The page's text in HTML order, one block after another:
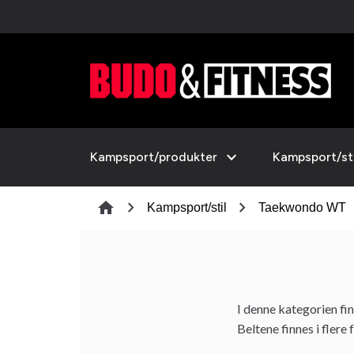
Kampsport/produkter expand_more Kampsport/
home chevron_right Kampsport/stil chevron_right Taekwondo WT
I denne kategorien
Beltene finnes i flere